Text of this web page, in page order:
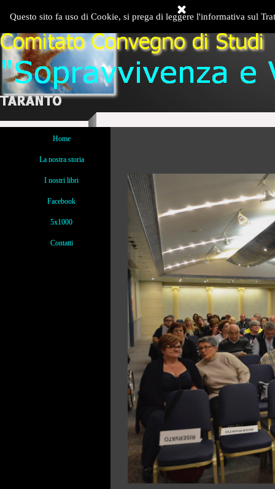
Questo sito fa uso di Cookie, si prega di leggere l'informativa sul
Home
La nostra storia
I nostri libri
Facebook
5x1000
Contatti